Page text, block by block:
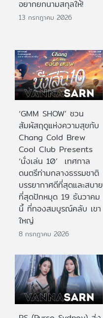
อยากยกนามสกุลให้!
13 กรกฎาคม 2026
‘GMM SHOW’ ชวน
สัมผัสฤดูแห่งความสุขกับ
Chang Cold Brew
Cool Club Presents
‘นั่งเล่น 10’ เทศกาล
ดนตรีท่ามกลางธรรมชาติ
บรรยากาศดีที่สุดและสบาย
ที่สุดปักหมุด 19 ธันวาคม
นี้ ที่ทองสมบูรณ์คลับ เขา
ใหญ่
8 กรกฎาคม 2026